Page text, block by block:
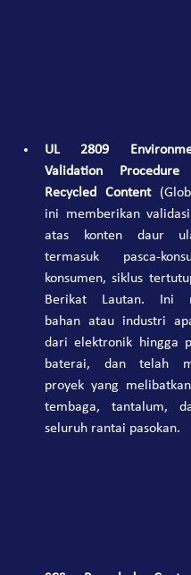
UL 2809
Validation
Recycled Content
ini memberikan
atas konten daur
termasuk pasca-
konsumen, siklus
Berikat Lautan. Ini
bahan atau industri
dari elektronik hingga
baterai, dan telah
proyek yang
tembaga, tantalum,
seluruh rantai pasokan.